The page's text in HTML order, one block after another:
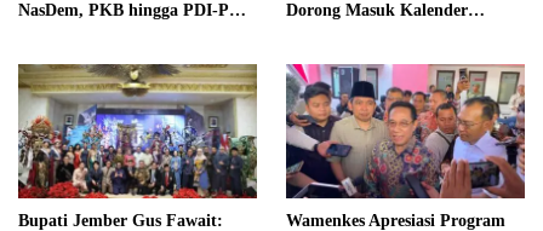
NasDem, PKB hingga PDI-P
Dorong Masuk Kalender
Bupati Jember Gus Fawait:
Wamenkes Apresiasi Program